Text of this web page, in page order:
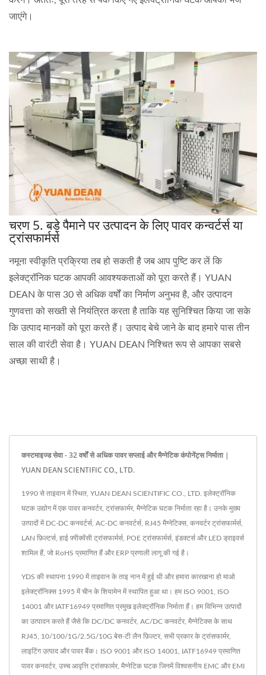
जाएंगे।
चरण 5. बड़े पैमाने पर उत्पादन के लिए पावर कन्वर्टर्स या
ट्रांसफार्मर्स
नमूना स्वीकृति प्रक्रिया तब हो सकती है जब आप पुष्टि कर लें कि
इलेक्ट्रॉनिक घटक आपकी आवश्यकताओं को पूरा करते हैं। YUAN
DEAN के पास 30 से अधिक वर्षों का निर्माण अनुभव है, और उत्पादन
गुणवत्ता को सख्ती से नियंत्रित करता है ताकि यह सुनिश्चित किया जा सके
कि उत्पाद मानकों को पूरा करते हैं। उत्पाद बेचे जाने के बाद हमारे पास तीन
साल की वारंटी सेवा है। YUAN DEAN निश्चित रूप से आपका सबसे
अच्छा साथी है।
कस्टमाइज्ड सेवा - 32 वर्षों से अधिक पावर सप्लाई और मैग्नेटिक कंपोनेंट्स निर्माता |
YUAN DEAN SCIENTIFIC CO., LTD.
1990 से ताइवान में स्थित, YUAN DEAN SCIENTIFIC CO., LTD. इलेक्ट्रॉनिक
घटक उद्योग में एक पावर कनवर्टर, ट्रांसफार्मर, मैग्नेटिक घटक निर्माता रहा है। उनके मुख्य
उत्पादों में DC-DC कनवर्टर्स, AC-DC कनवर्टर्स, RJ45 मैग्नेटिक्स, कनवर्टर ट्रांसफार्मर्स,
LAN फ़िल्टर्स, हाई फ़्रीक्वेंसी ट्रांसफार्मर्स, POE ट्रांसफार्मर्स, इंडक्टर्स और LED ड्राइवर्स
शामिल हैं, जो RoHS प्रमाणित हैं और ERP प्रणाली लागू की गई है।
YDS की स्थापना 1990 में ताइवान के ताइ नान में हुई थी और हमारा कारखाना हो माओ
इलेक्ट्रॉनिक्स 1995 में चीन के शियामेन में स्थापित हुआ था। हम ISO 9001, ISO
14001 और IATF16949 प्रमाणित प्रमुख इलेक्ट्रॉनिक निर्माता हैं। हम विभिन्न उत्पादों
का उत्पादन करते हैं जैसे कि DC/DC कनवर्टर, AC/DC कनवर्टर, मैग्नेटिक्स के साथ
RJ45, 10/100/1G/2.5G/10G बेस-टी लैन फ़िल्टर, सभी प्रकार के ट्रांसफार्मर,
लाइटिंग उत्पाद और पावर बैंक। ISO 9001 और ISO 14001, IATF16949 प्रमाणित
पावर कनवर्टर, उच्च आवृत्ति ट्रांसफार्मर, मैग्नेटिक घटक जिनमें विश्वसनीय EMC और EMI